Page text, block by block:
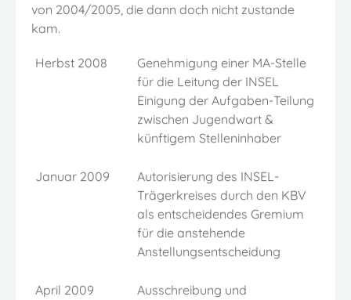
von 2004/2005, die dann doch nicht zustande
kam.
Herbst 2008
Genehmigung einer MA-Stelle
für die Leitung der INSEL
Einigung der Aufgaben-Teilung
zwischen Jugendwart &
künftigem Stelleninhaber
Januar 2009
Autorisierung des INSEL-
Trägerkreises durch den KBV
als entscheidendes Gremium
für die anstehende
Anstellungsentscheidung
April 2009
Ausschreibung und